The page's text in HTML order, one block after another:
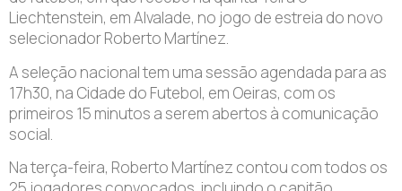
Liechtenstein, em Alvalade, no jogo de estreia do novo
selecionador Roberto Martínez.
A seleção nacional tem uma sessão agendada para as
17h30, na Cidade do Futebol, em Oeiras, com os
primeiros 15 minutos a serem abertos à comunicação
social.
Na terça-feira, Roberto Martínez contou com todos os